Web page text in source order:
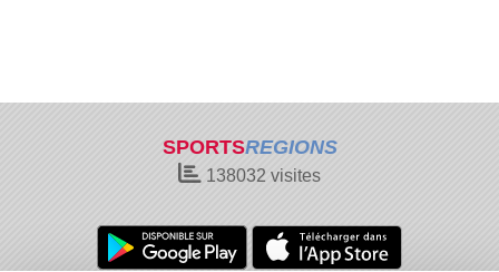
SPORTSREGIONS
138032 visites